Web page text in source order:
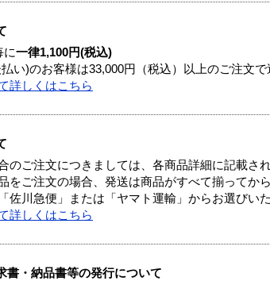
に一律1,100円(税込)
い)のお客様は33,000円（税込）以上のご注文で
詳しくはこちら
のご注文につきましては、各商品詳細に記載さ
をご注文の場合、発送は商品がすべて揃ってか
佐川急便」または「ヤマト運輸」からお選びい
詳しくはこちら
書・納品書等の発行について